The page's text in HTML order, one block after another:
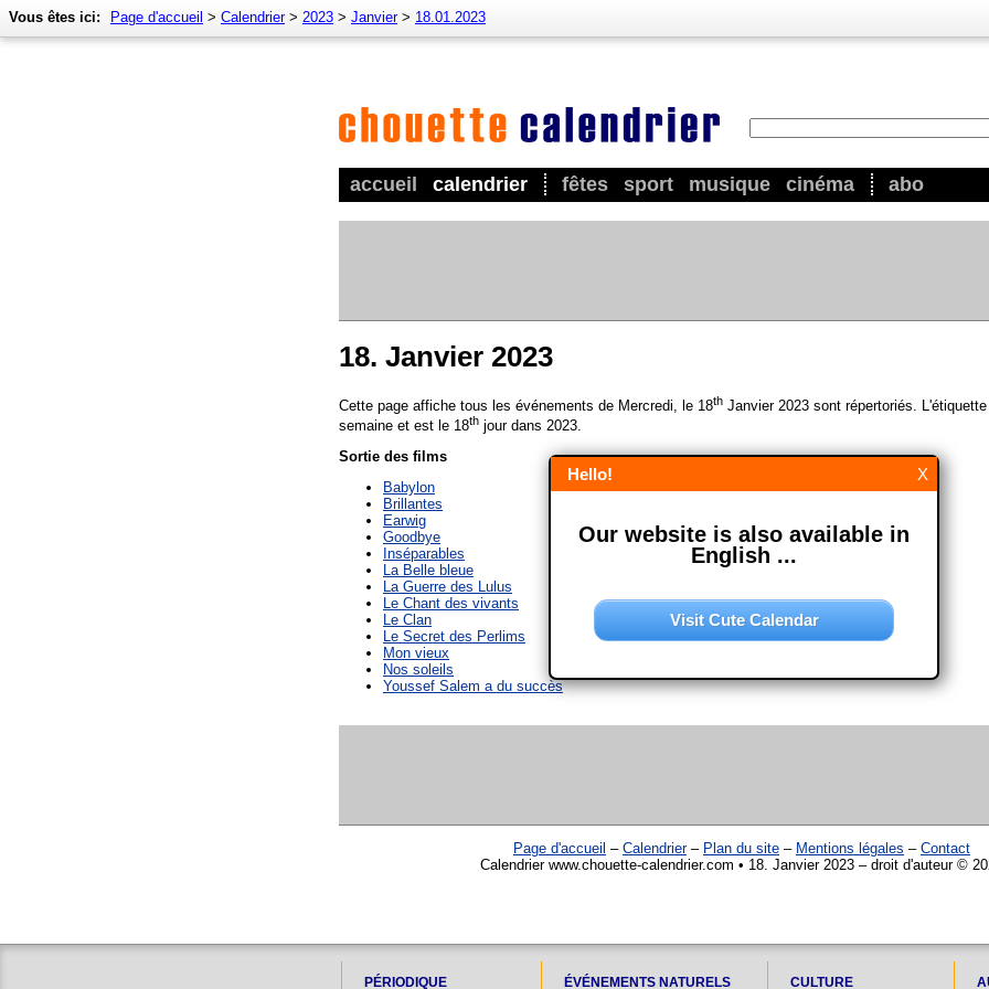
accueil calendrier fêtes sport musique cinéma abo
Vous êtes ici: Page d'accueil > Calendrier> 2023 > Janvier> 18.01.2023
18. Janvier 2023
Cette page affiche tous les événements de Mercredi, le 18th Janvier 2023 sont répertoriés.
semaine et est le 18th jour dans 2023.
Sortie des films
Babylon
Brillantes
Earwig
Goodbye
Inséparables
La Belle bleue
La Guerre des Lulus
Le Chant des vivants
Le Clan
Le Secret des Perlims
Mon vieux
Nos soleils
Youssef Salem a du succès
Page d'accueil – Calendrier– Plan du site – Mentions légales – Contact
Calendrier www.chouette-calendrier.com • 18. Janvier 2023 – droit d'auteur ©
PÉRIODIQUE ÉVÉNEMENTS NATURELS CULTURE
X
Hello!
Our website is also available in
English ...
Visit Cute Calendar